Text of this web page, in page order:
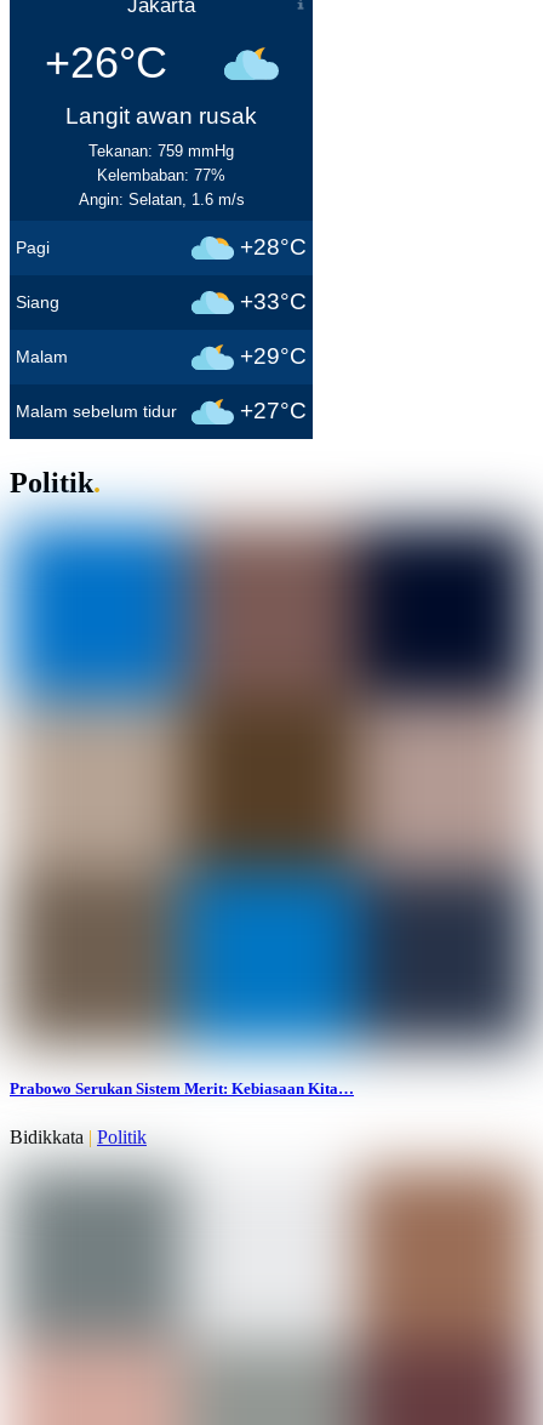
Jakarta
+26°C
Langit awan rusak
Tekanan: 759 mmHg
Kelembaban: 77%
Angin: Selatan, 1.6 m/s
Pagi +28°C
Siang +33°C
Malam +29°C
Malam sebelum tidur +27°C
Politik.
Prabowo Serukan Sistem Merit: Kebiasaan Kita…
Bidikkata | Politik